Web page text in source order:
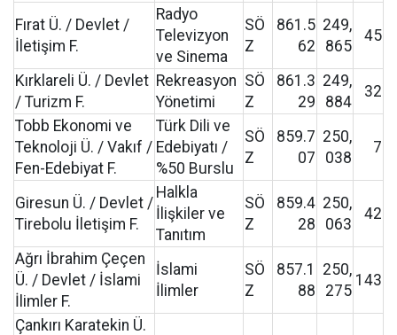
Fırat Ü. / Devlet /
İletişim F.
Radyo
Televizyon
ve Sinema
SÖ
Z
861.5
62
249,
865
45
Kırklareli Ü. / Devlet
/ Turizm F.
Rekreasyon
Yönetimi
SÖ
Z
861.3
29
249,
884
32
Tobb Ekonomi ve
Teknoloji Ü. / Vakıf /
Fen-Edebiyat F.
Türk Dili ve
Edebiyatı /
%50 Burslu
SÖ
Z
859.7
07
250,
038
7
Giresun Ü. / Devlet /
Tirebolu İletişim F.
Halkla
İlişkiler ve
Tanıtım
SÖ
Z
859.4
28
250,
063
42
Ağrı İbrahim Çeçen
Ü. / Devlet / İslami
İlimler F.
İslami
İlimler
SÖ
Z
857.1
88
250,
275
143
Çankırı Karatekin Ü.